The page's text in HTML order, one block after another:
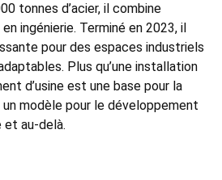
tonnes d’acier, il combine
ingénierie. Terminé en 2023, il
pour des espaces industriels
Plus qu’une installation
d’usine est une base pour la
modèle pour le développement
et au-delà.